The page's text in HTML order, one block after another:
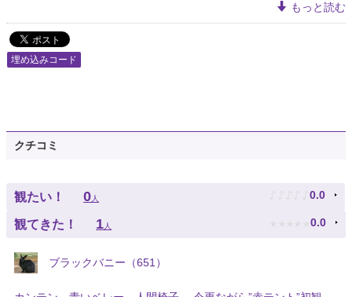
もっと読む
埋め込みコード
クチコミ
観たい！ 0人 ♪ ♪ ♪ ♪ ♪ 0.0
観てきた！ 1人 ★ ★ ★ ★ ★ 0.0
ブラックバニー（651）